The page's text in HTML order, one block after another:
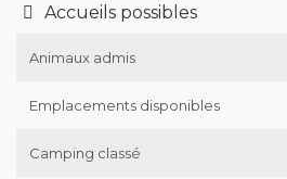
Accueils possibles
Animaux admis
Emplacements disponibles
Camping classé